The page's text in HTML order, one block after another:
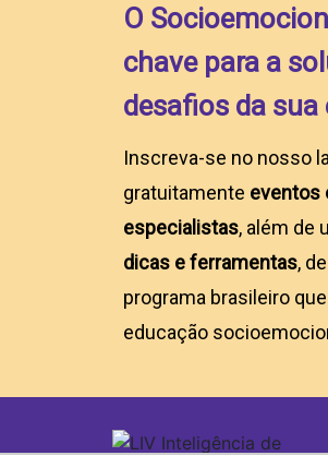
O
chave para a
desafios da sua
Inscreva-se no nosso
gratuitamente eventos
especialistas, além de
dicas e ferramentas,
programa brasileiro
educação